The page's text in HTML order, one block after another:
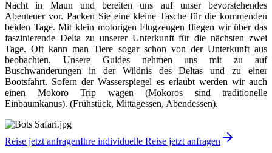
Nacht in Maun und bereiten uns auf unser bevorstehendes
Abenteuer vor. Packen Sie eine kleine Tasche für die kommenden
beiden Tage. Mit klein motorigen Flugzeugen fliegen wir über das
faszinierende Delta zu unserer Unterkunft für die nächsten zwei
Tage. Oft kann man Tiere sogar schon von der Unterkunft aus
beobachten. Unsere Guides nehmen uns mit zu auf
Buschwanderungen in der Wildnis des Deltas und zu einer
Bootsfahrt. Sofern der Wasserspiegel es erlaubt werden wir auch
einen Mokoro Trip wagen (Mokoros sind traditionelle
Einbaumkanus). (Frühstück, Mittagessen, Abendessen).
Reise jetzt anfragenIhre individuelle Reise jetzt anfragen